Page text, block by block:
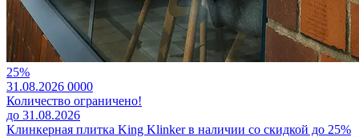
25%
31.08.2026 0000
Количество ограничено!
до 31.08.2026
Клинкерная плитка King Klinker в наличии со скидкой до 25%